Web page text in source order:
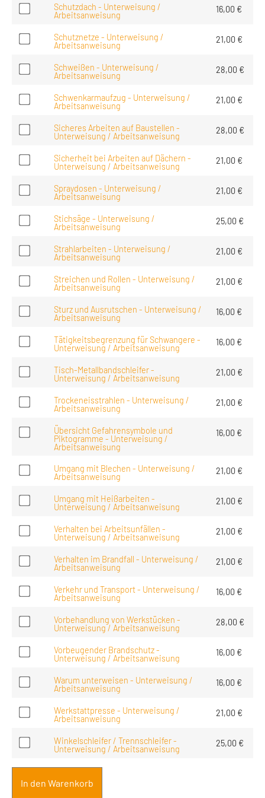
Schutzdach - Unterweisung /
Arbeitsanweisung
16,00 €
Schutznetze - Unterweisung /
Arbeitsanweisung
21,00 €
Schweißen - Unterweisung /
Arbeitsanweisung
28,00 €
Schwenkarmaufzug - Unterweisung /
Arbeitsanweisung
21,00 €
Sicheres Arbeiten auf Baustellen -
Unterweisung / Arbeitsanweisung
28,00 €
Sicherheit bei Arbeiten auf Dächern -
Unterweisung / Arbeitsanweisung
21,00 €
Spraydosen - Unterweisung /
Arbeitsanweisung
21,00 €
Stichsäge - Unterweisung /
Arbeitsanweisung
25,00 €
Strahlarbeiten - Unterweisung /
Arbeitsanweisung
21,00 €
Streichen und Rollen - Unterweisung /
Arbeitsanweisung
21,00 €
Sturz und Ausrutschen - Unterweisung /
Arbeitsanweisung
16,00 €
Tätigkeitsbegrenzung für Schwangere -
Unterweisung / Arbeitsanweisung
16,00 €
Tisch-Metallbandschleifer -
Unterweisung / Arbeitsanweisung
21,00 €
Trockeneisstrahlen - Unterweisung /
Arbeitsanweisung
21,00 €
Übersicht Gefahrensymbole und
Piktogramme - Unterweisung /
Arbeitsanweisung
16,00 €
Umgang mit Blechen - Unterweisung /
Arbeitsanweisung
21,00 €
Umgang mit Heißarbeiten -
Unterweisung / Arbeitsanweisung
21,00 €
Verhalten bei Arbeitsunfällen -
Unterweisung / Arbeitsanweisung
21,00 €
Verhalten im Brandfall - Unterweisung /
Arbeitsanweisung
21,00 €
Verkehr und Transport - Unterweisung /
Arbeitsanweisung
16,00 €
Vorbehandlung von Werkstücken -
Unterweisung / Arbeitsanweisung
28,00 €
Vorbeugender Brandschutz -
Unterweisung / Arbeitsanweisung
16,00 €
Warum unterweisen - Unterweisung /
Arbeitsanweisung
16,00 €
Werkstattpresse - Unterweisung /
Arbeitsanweisung
21,00 €
Winkelschleifer / Trennschleifer -
Unterweisung / Arbeitsanweisung
25,00 €
In den Warenkorb